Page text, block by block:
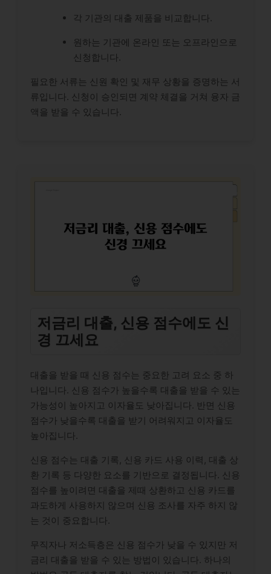
각 기관의 대출 제품을 비교합니다.
원하는 기관에 온라인 또는 오프라인으로
신청합니다.
필요한 서류는 신원 확인 및 재무 상황을 증명하는 서
류입니다. 신청이 승인되면 계약 체결을 거쳐 융자 금
액을 받을 수 있습니다.
저금리 대출, 신용 점수에도 신
경 끄세요
대출을 받을 때 신용 점수는 중요한 고려 요소 중 하
나입니다. 신용 점수가 높을수록 대출을 받을 수 있는
가능성이 높아지고 이자율도 낮아집니다. 반면 신용
점수가 낮을수록 대출을 받기 어려워지고 이자율도
높아집니다.
신용 점수는 대출 기록, 신용 카드 사용 이력, 대출 상
환 기록 등 다양한 요소를 기반으로 결정됩니다. 신용
점수를 높이려면 대출을 제때 상환하고 신용 카드를
과도하게 사용하지 않으며 신용 조사를 자주 하지 않
는 것이 중요합니다.
무직자나 저소득층은 신용 점수가 낮을 수 있지만 저
금리 대출을 받을 수 있는 방법이 있습니다. 하나의